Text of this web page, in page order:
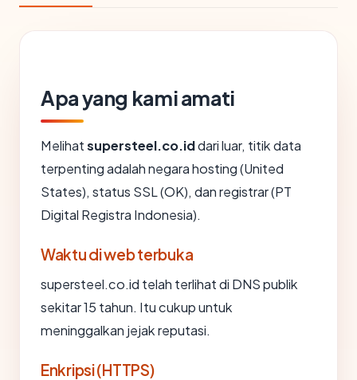
Apa yang kami amati
Melihatsupersteel.co.iddari luar, titik data
terpenting adalah negara hosting (United
States), status SSL (OK), dan registrar (PT
Digital Registra Indonesia).
Waktu di web terbuka
supersteel.co.id telah terlihat di DNS publik
sekitar 15 tahun. Itu cukup untuk
meninggalkan jejak reputasi.
Enkripsi (HTTPS)